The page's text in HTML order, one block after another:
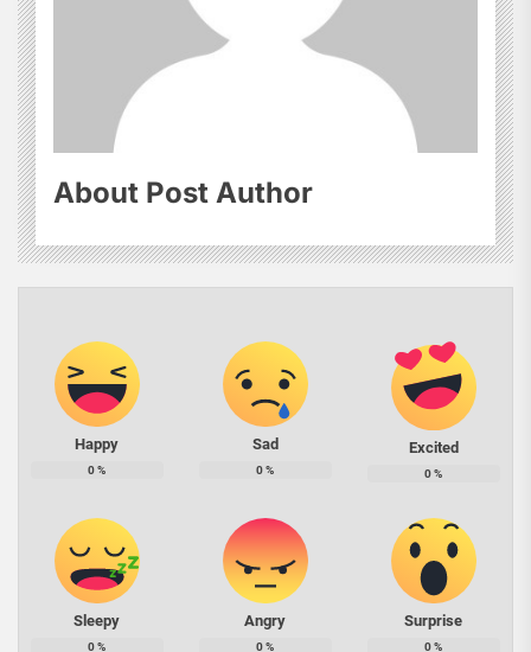
About Post Author
Happy
0%
Sad
0%
Excited
0%
Sleepy
0%
Angry
0%
Surprise
0%